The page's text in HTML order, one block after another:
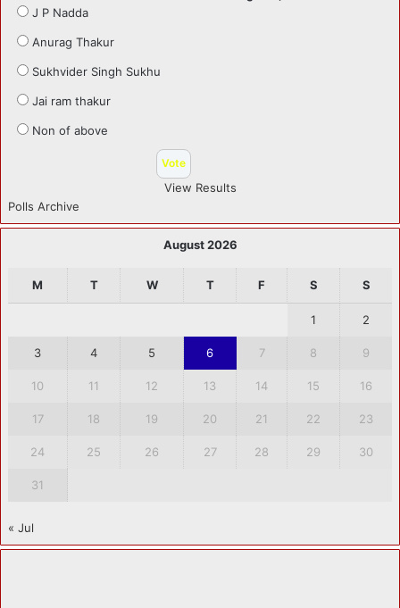
J P Nadda
Anurag Thakur
Sukhvider Singh Sukhu
Jai ram thakur
Non of above
View Results
Polls Archive
August 2026
M T W T F S S
1 2
3 4 5 6 7 8 9
10 11 12 13 14 15 16
17 18 19 20 21 22 23
24 25 26 27 28 29 30
31
« Jul